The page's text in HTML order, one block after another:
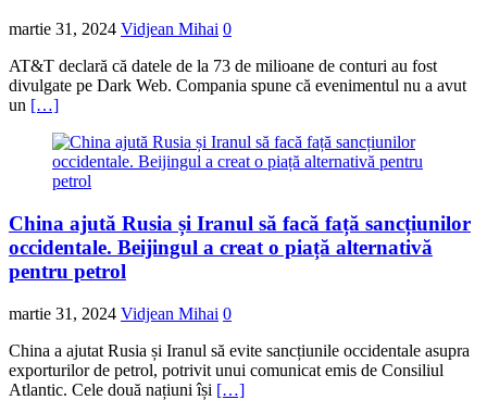
martie 31, 2024 Vidjean Mihai 0
AT&T declară că datele de la 73 de milioane de conturi au fost
divulgate pe Dark Web. Compania spune că evenimentul nu a avut
un […]
China ajută Rusia și Iranul să facă față sancțiunilor
occidentale. Beijingul a creat o piață alternativă
pentru petrol
martie 31, 2024 Vidjean Mihai 0
China a ajutat Rusia și Iranul să evite sancțiunile occidentale asupra
exporturilor de petrol, potrivit unui comunicat emis de Consiliul
Atlantic. Cele două națiuni își […]